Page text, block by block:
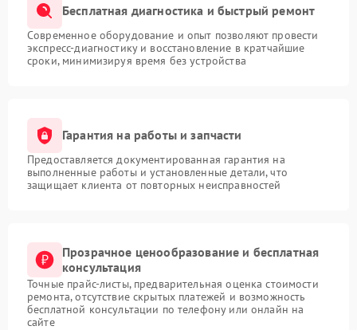
Бесплатная диагностика и быстрый ремонт
Современное оборудование и опыт позволяют провести
экспресс-диагностику и восстановление в кратчайшие
сроки, минимизируя время без устройства
Гарантия на работы и запчасти
Предоставляется документированная гарантия на
выполненные работы и установленные детали, что
защищает клиента от повторных неисправностей
Прозрачное ценообразование и бесплатная
консультация
Точные прайс-листы, предварительная оценка стоимости
ремонта, отсутствие скрытых платежей и возможность
бесплатной консультации по телефону или онлайн на
сайте